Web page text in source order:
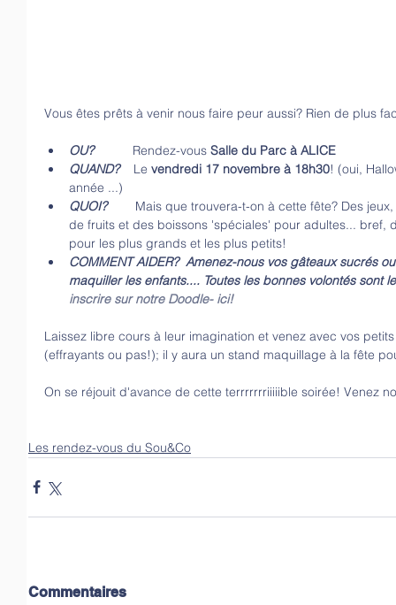
Vous êtes prêts à venir nous faire peur aussi? Rien de plus
OU?
         Rendez-vous
Salle du Parc à ALICE
QUAND?
    Le
vendredi 17 novembre à 18h30! (oui,
année ...)
QUOI?
Mais que trouvera-t-on à cette fête? Des
de fruits et des boissons 'spéciales' pour adultes... bref,
pour les plus grands et les plus petits!
COMMENT AIDER?  Amenez-nous vos gâteaux sucrés
maquiller les enfants.... Toutes les bonnes volontés sont
inscrire sur notre Doodle- ici!
Laissez libre cours à leur imagination et venez avec vos
(effrayants ou pas!); il y aura un stand maquillage à la fête
On se réjouit d'avance de cette terrrrrrriiiiible soirée! Venez
Les rendez-vous du Sou&Co
Commentaires